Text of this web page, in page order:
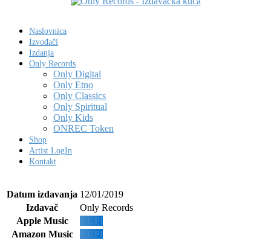
Naslovnica
Izvođači
Izdanja
Only Records
Only Digital
Only Etno
Only Classics
Only Spiritual
Only Kids
ONREC Token
Shop
Artist LogIn
Kontakt
Datum izdavanja 12/01/2019
Izdavač
Only Records
Apple Music
KUPI
Amazon Music
KUPI